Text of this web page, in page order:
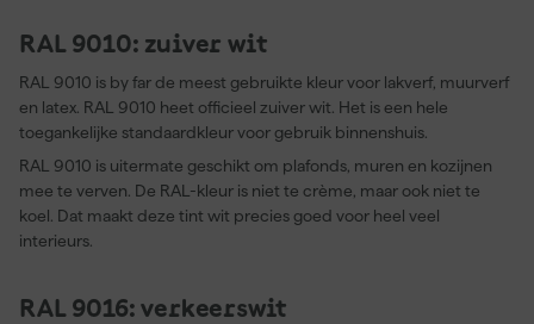
RAL 9010: zuiver wit
RAL 9010 is by far de meest gebruikte kleur voor lakverf, muurverf
en latex. RAL 9010 heet officieel zuiver wit. Het is een hele
toegankelijke standaardkleur voor gebruik binnenshuis.
RAL 9010 is uitermate geschikt om plafonds, muren en kozijnen
mee te verven. De RAL-kleur is niet te crème, maar ook niet te
koel. Dat maakt deze tint wit precies goed voor heel veel
interieurs.
RAL 9016: verkeerswit